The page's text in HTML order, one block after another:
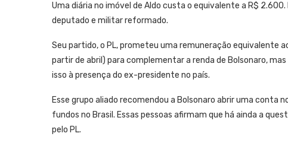
Uma diária no imóvel de Aldo custa o equivalente a R$
deputado e militar reformado.
Seu partido, o PL, prometeu uma remuneração equivalente
partir de abril) para complementar a renda de Bolsonaro,
isso à presença do ex-presidente no país.
Esse grupo aliado recomendou a Bolsonaro abrir uma conta
fundos no Brasil. Essas pessoas afirmam que há ainda a
pelo PL.